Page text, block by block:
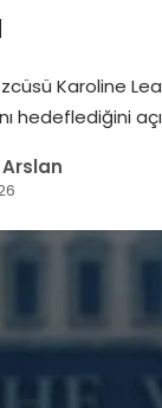
Karoline
hedeflediğini